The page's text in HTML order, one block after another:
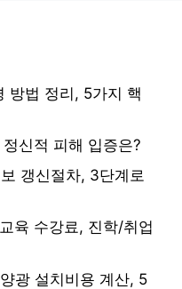
방법 정리, 5가지 핵
신적 피해 입증은?
갱신절차, 3단계로
육 수강료, 진학/취업
광 설치비용 계산, 5